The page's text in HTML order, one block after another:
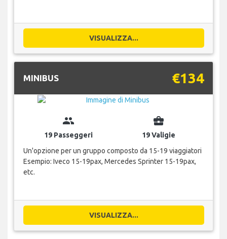
VISUALIZZA...
MINIBUS €134
group
19 Passeggeri
business_center
19 Valigie
Un'opzione per un gruppo composto da 15-19 viaggiatori
Esempio: Iveco 15-19pax, Mercedes Sprinter 15-19pax,
etc.
VISUALIZZA...